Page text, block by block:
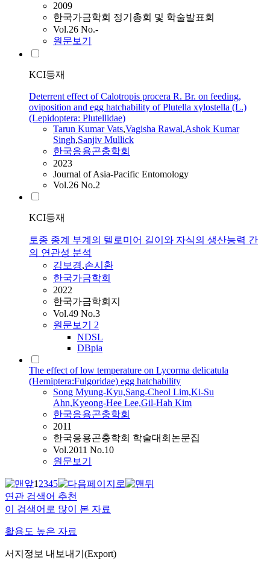
2009
한국가금학회 정기총회 및 학술발표회
Vol.26 No.-
원문보기
KCI등재
Deterrent effect of Calotropis procera R. Br. on feeding,
oviposition and egg hatchability of Plutella xylostella (L.)
(Lepidoptera: Plutellidae)
Tarun Kumar Vats,Vagisha Rawal,Ashok Kumar
Singh,Sanjiv Mullick
한국응용곤충학회
2023
Journal of Asia-Pacific Entomology
Vol.26 No.2
KCI등재
토종 종계 부계의 텔로미어 길이와 자식의 생산능력 간
의 연관성 분석
김보경,손시환
한국가금학회
2022
한국가금학회지
Vol.49 No.3
원문보기 2
NDSL
DBpia
The effect of low temperature on Lycorma delicatula
(Hemiptera:Fulgoridae) egg hatchability
Song Myung-Kyu,Sang-Cheol Lim,Ki-Su
Ahn,Kyeong-Hee Lee,Gil-Hah Kim
한국응용곤충학회
2011
한국응용곤충학회 학술대회논문집
Vol.2011 No.10
원문보기
12345
연관 검색어 추천
이 검색어로 많이 본 자료
활용도 높은 자료
서지정보 내보내기(Export)